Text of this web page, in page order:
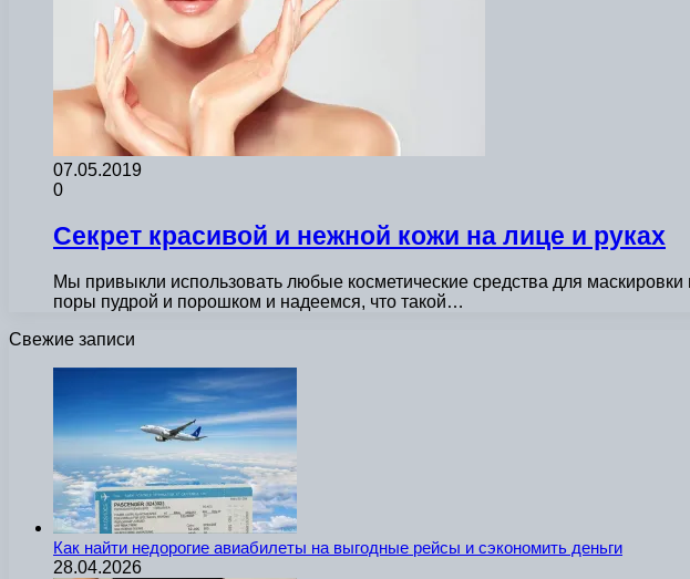
07.05.2019
0
Секрет красивой и нежной кожи на лице и руках
Мы привыкли использовать любые косметические средства для
поры пудрой и порошком и надеемся, что такой…
Свежие записи
Как найти недорогие авиабилеты на выгодные рейсы и сэкономить деньги
28.04.2026